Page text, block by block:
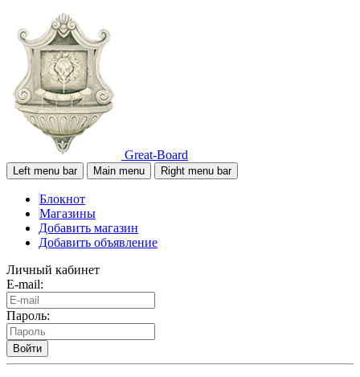
Great-Board
Left menu bar Main menu Right menu bar
Блокнот
Магазины
Добавить магазин
Добавить объявление
Личный кабинет
E-mail:
Пароль:
Войти